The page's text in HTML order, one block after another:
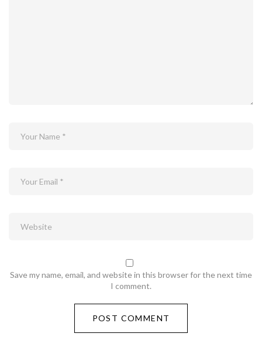
Save my name, email, and website in this browser for the next time
I comment.